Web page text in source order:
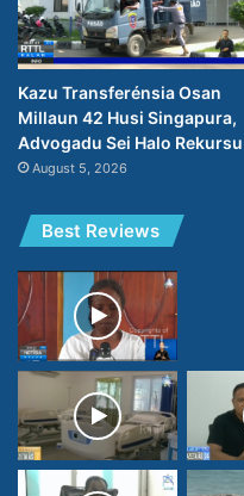
Kazu Transferénsia Osan
Millaun 42 Husi Singapura,
Advogadu Sei Halo Rekursu
August 5, 2026
Best Reviews